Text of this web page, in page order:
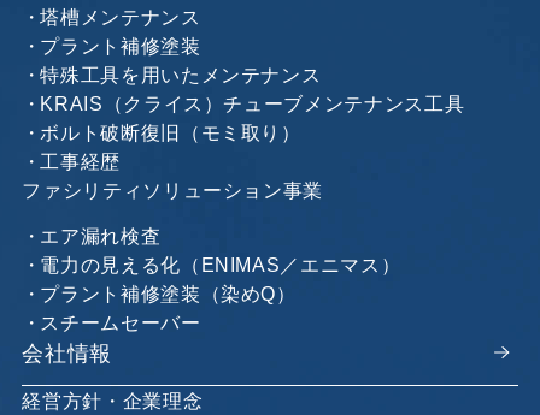
塔槽メンテナンス
プラント補修塗装
特殊工具を用いたメンテナンス
KRAIS（クライス）チューブメンテナンス工具
ボルト破断復旧（モミ取り）
工事経歴
ファシリティソリューション事業
エア漏れ検査
電力の見える化（ENIMAS／エニマス）
プラント補修塗装（染めQ）
スチームセーバー
会社情報
経営方針・企業理念